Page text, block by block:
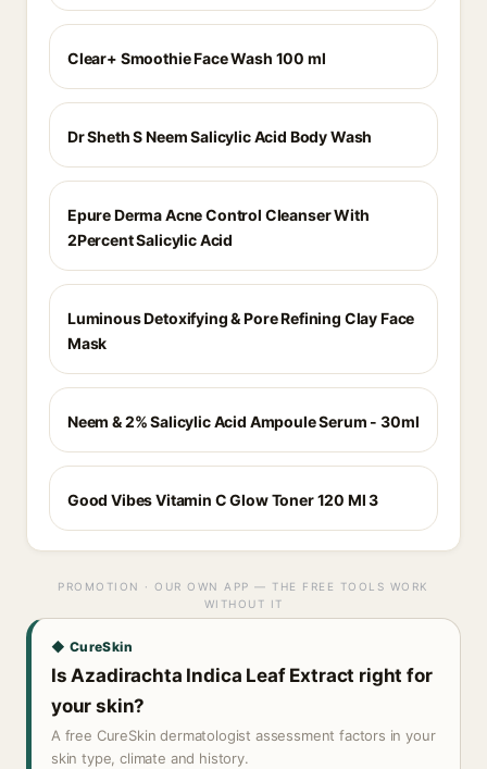
Clear+ Smoothie Face Wash 100 ml
Dr Sheth S Neem Salicylic Acid Body Wash
Epure Derma Acne Control Cleanser With
2Percent Salicylic Acid
Luminous Detoxifying & Pore Refining Clay Face
Mask
Neem & 2% Salicylic Acid Ampoule Serum - 30ml
Good Vibes Vitamin C Glow Toner 120 Ml 3
PROMOTION · OUR OWN APP — THE FREE TOOLS WORK
WITHOUT IT
◆ CureSkin
Is Azadirachta Indica Leaf Extract right for
your skin?
A free CureSkin dermatologist assessment factors in your
skin type, climate and history.